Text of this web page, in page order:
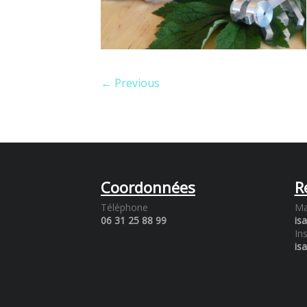
← Previous
Coordonnées
Téléphone
06 31 25 88 99